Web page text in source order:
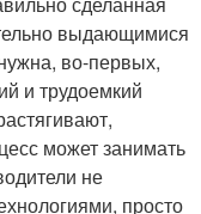
выдающимися
во-первых,
и трудоемкий
может занимать
не
просто